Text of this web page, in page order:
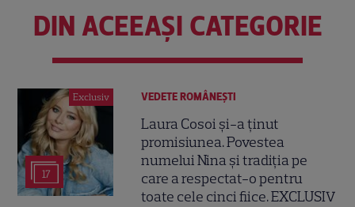
DIN ACEEAȘI CATEGORIE
Exclusiv
17
VEDETE ROMÂNEŞTI
Laura Cosoi și-a ținut
promisiunea. Povestea
numelui Nina și tradiția pe
care a respectat-o pentru
toate cele cinci fiice. EXCLUSIV